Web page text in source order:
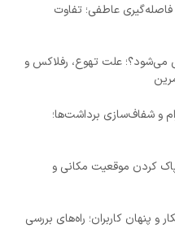
عاطفی؛ تفاوت
می‌شود؟؛ علت تهوع، رفلاکس و
و شفاف‌سازی برداشت‌ها؛
کردن موقعیت مکانی و
پنهان کاربران؛ راه‌های بررسی